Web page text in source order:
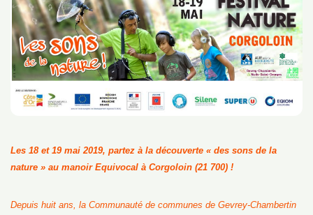
Les 18 et 19 mai 2019, partez à la découverte « des sons de la
nature » au manoir Equivocal à Corgoloin (21 700) !
Depuis huit ans la Communauté de communes de Gevrey-Chambertin